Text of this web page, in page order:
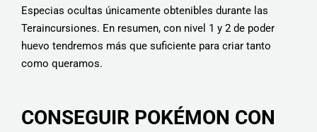
Especias ocultas únicamente obtenibles durante las
Teraincursiones. En resumen, con nivel 1 y 2 de poder
huevo tendremos más que suficiente para criar tanto
como queramos.
CONSEGUIR POKÉMON CON